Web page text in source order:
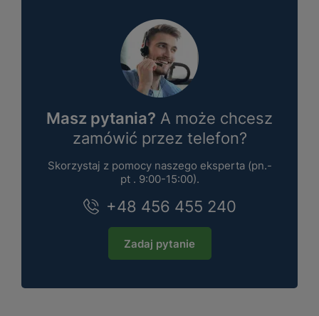
Masz pytania? A może chcesz
zamówić przez telefon?
Skorzystaj z pomocy naszego eksperta (pn.-
pt . 9:00-15:00).
+48 456 455 240
Zadaj pytanie